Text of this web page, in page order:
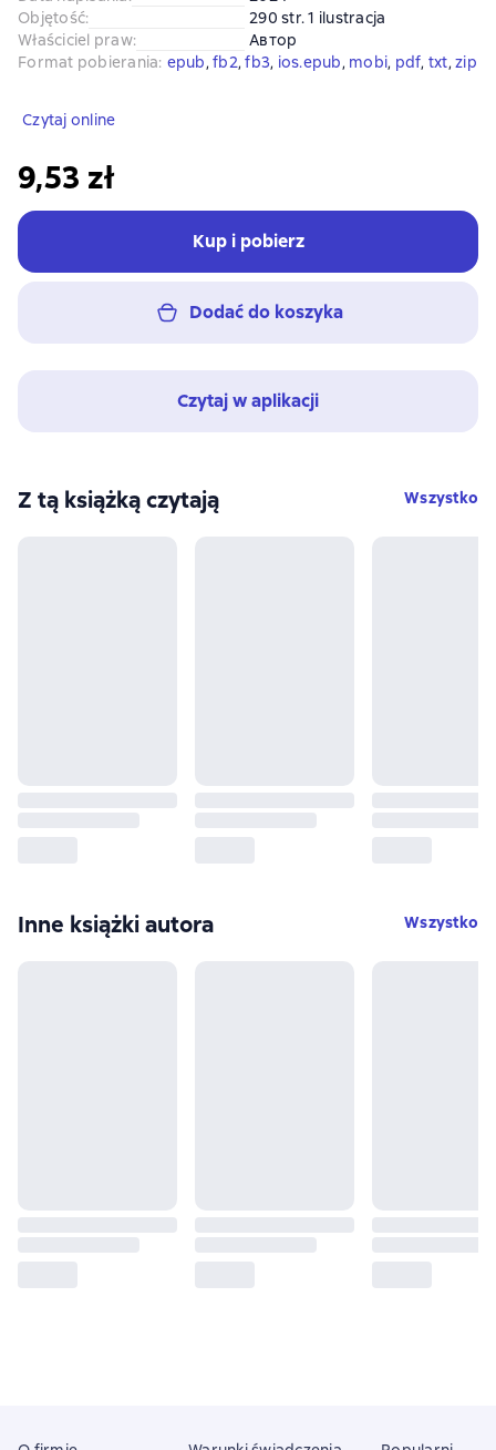
Objętość:
290 str. 1 ilustracja
Właściciel praw:
Автор
Format pobierania: epub, fb2, fb3, ios.epub, mobi, pdf, txt, zip
Czytaj online
9,53 zł
Kup i pobierz
Dodać do koszyka
Czytaj w aplikacji
Z tą książką czytają Wszystko
Inne książki autora Wszystko